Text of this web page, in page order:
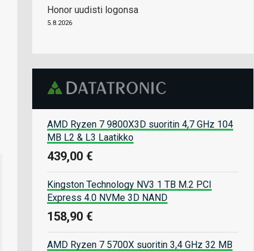
Honor uudisti logonsa
5.8.2026
AMD Ryzen 7 9800X3D suoritin 4,7 GHz 104
MB L2 & L3 Laatikko
439,00 €
Kingston Technology NV3 1 TB M.2 PCI
Express 4.0 NVMe 3D NAND
158,90 €
AMD Ryzen 7 5700X suoritin 3,4 GHz 32 MB